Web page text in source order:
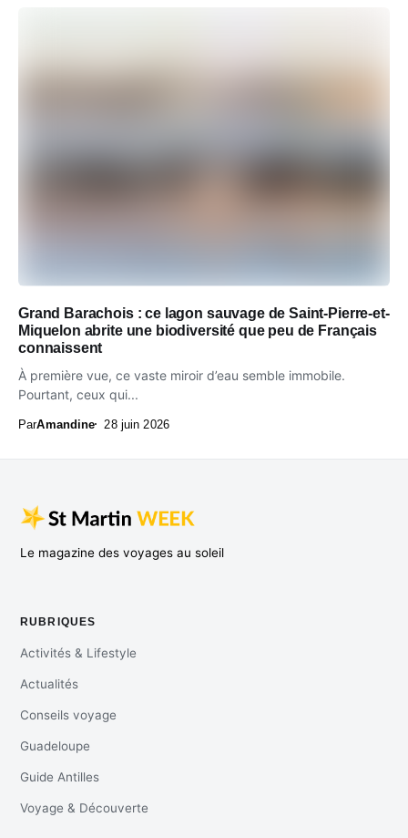
Grand Barachois : ce lagon sauvage de Saint-Pierre-et-
Miquelon abrite une biodiversité que peu de Français
connaissent
À première vue, ce vaste miroir d’eau semble immobile.
Pourtant, ceux qui...
ParAmandine 28 juin 2026
Le magazine des voyages au soleil
RUBRIQUES
Activités & Lifestyle
Actualités
Conseils voyage
Guadeloupe
Guide Antilles
Voyage & Découverte